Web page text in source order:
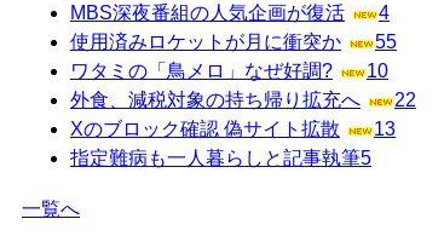
MBS深夜番組の人気企画が復活
4
使用済みロケットが月に衝突か
55
ワタミの「鳥メロ」なぜ好調?
10
外食、減税対象の持ち帰り拡充へ
22
Xのブロック確認 偽サイト拡散
13
指定難病も一人暮らしと記事執筆5
一覧へ